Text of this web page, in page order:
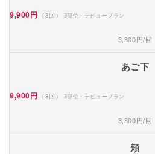
9,900円 （3回） 3部位・デビュープラン
3,300円/回
あご下
9,900円 （3回） 3部位・デビュープラン
3,300円/回
頬